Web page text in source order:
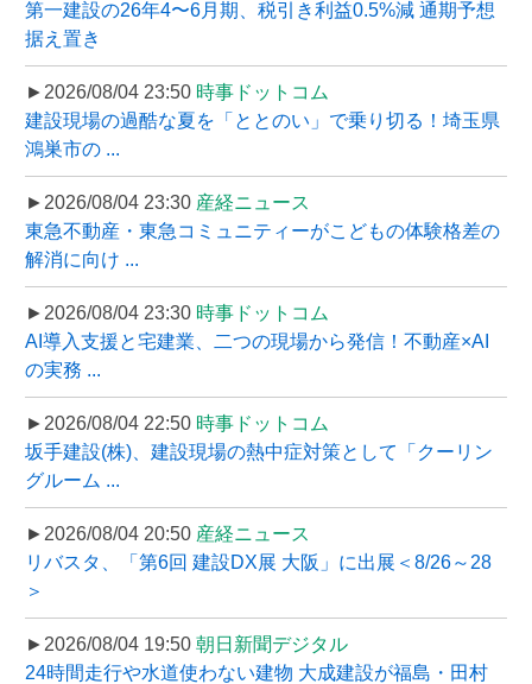
第一建設の26年4〜6月期、税引き利益0.5%減 通期予想
据え置き
►2026/08/04 23:50 時事ドットコム
建設現場の過酷な夏を「ととのい」で乗り切る！埼玉県
鴻巣市の ...
►2026/08/04 23:30 産経ニュース
東急不動産・東急コミュニティーがこどもの体験格差の
解消に向け ...
►2026/08/04 23:30 時事ドットコム
AI導入支援と宅建業、二つの現場から発信！不動産×AI
の実務 ...
►2026/08/04 22:50 時事ドットコム
坂手建設(株)、建設現場の熱中症対策として「クーリン
グルーム ...
►2026/08/04 20:50 産経ニュース
リバスタ、「第6回 建設DX展 大阪」に出展＜8/26～28
＞
►2026/08/04 19:50 朝日新聞デジタル
24時間走行や水道使わない建物 大成建設が福島・田村